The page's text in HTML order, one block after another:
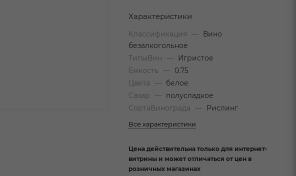
Характеристики
Классификация —
Вино
безалкогольное
ТипыВин
—
Игристое
Емкость
—
0.75
Цвета
—
белое
Сахар
—
полусладкое
СортаВинограда
— Рислинг
Все характеристики
Цена действительна только для интернет-
витрины и может отличаться от цен в
розничных магазинах